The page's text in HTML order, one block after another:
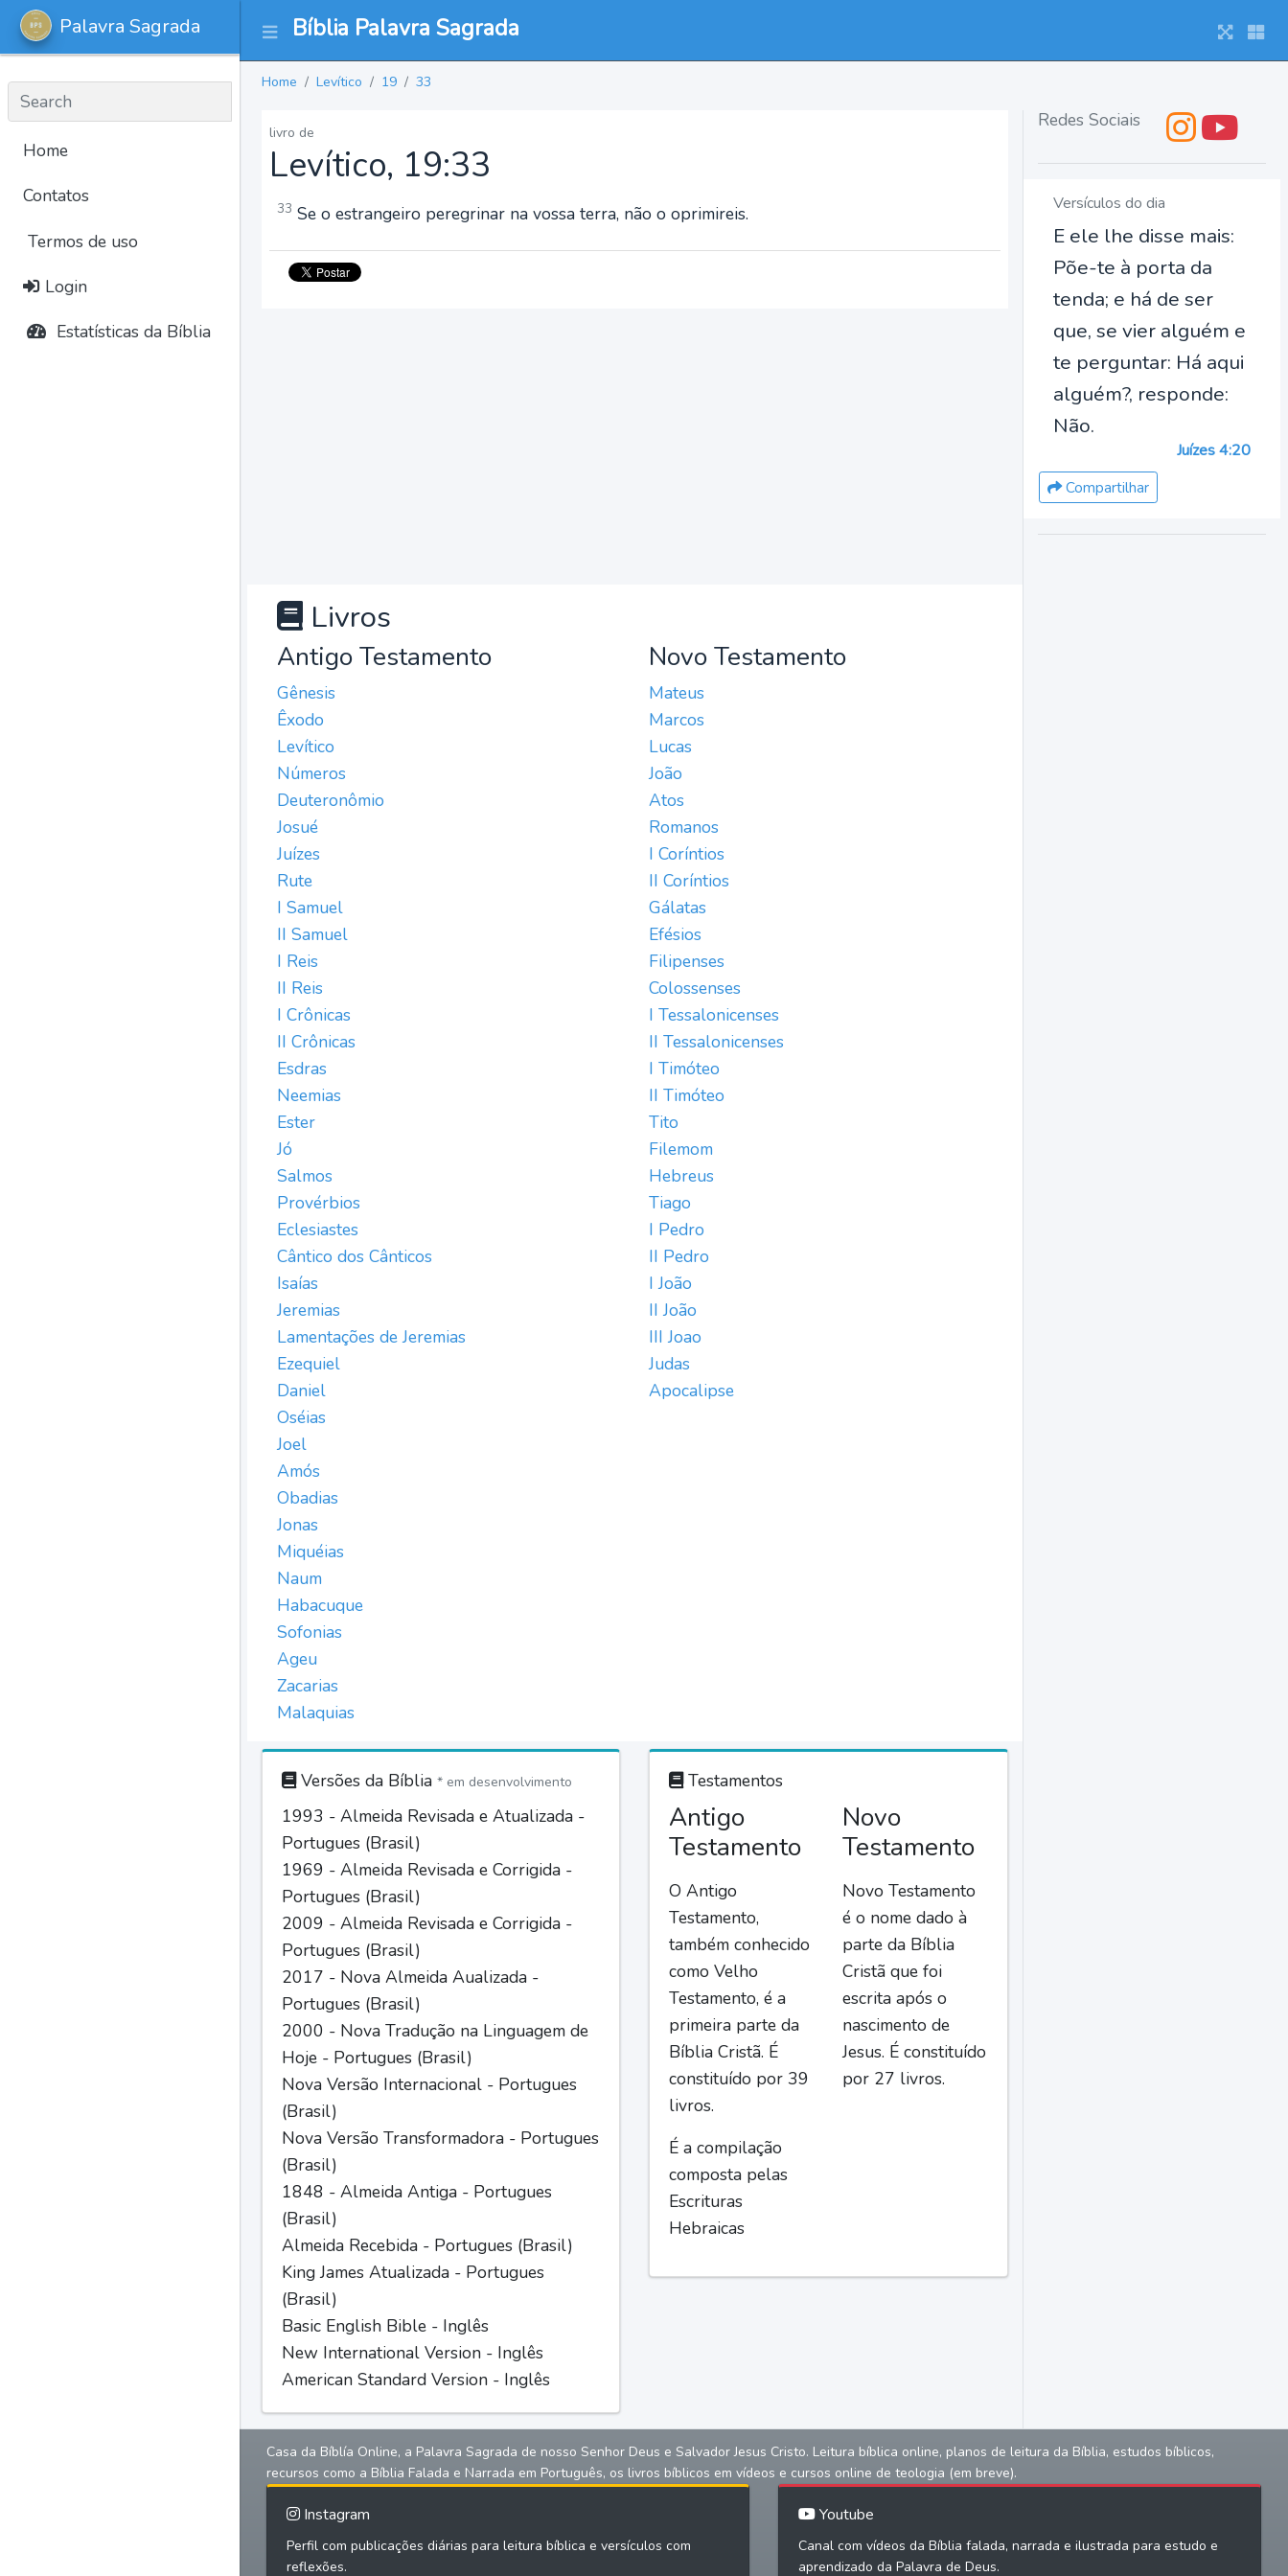
Bíblia Palavra Sagrada
Palavra Sagrada
Home
Contatos
Termos de uso
Login
Estatísticas da Bíblia
Home Levítico 19 33
livro de
Levítico, 19:33
33 Se o estrangeiro peregrinar na vossa terra, não o oprimireis.
Livros
Antigo Testamento
Gênesis
Êxodo
Levítico
Números
Deuteronômio
Josué
Juízes
Rute
I Samuel
II Samuel
I Reis
II Reis
I Crônicas
II Crônicas
Esdras
Neemias
Ester
Jó
Salmos
Provérbios
Eclesiastes
Cântico dos Cânticos
Isaías
Jeremias
Lamentações de Jeremias
Ezequiel
Daniel
Oséias
Joel
Amós
Obadias
Jonas
Miquéias
Naum
Habacuque
Sofonias
Ageu
Zacarias
Malaquias
Novo Testamento
Mateus
Marcos
Lucas
João
Atos
Romanos
I Coríntios
II Coríntios
Gálatas
Efésios
Filipenses
Colossenses
I Tessalonicenses
II Tessalonicenses
I Timóteo
II Timóteo
Tito
Filemom
Hebreus
Tiago
I Pedro
II Pedro
I João
II João
III Joao
Judas
Apocalipse
Versões da Bíblia * em desenvolvimento
1993 - Almeida Revisada e Atualizada -
Portugues (Brasil)
1969 - Almeida Revisada e Corrigida -
Portugues (Brasil)
2009 - Almeida Revisada e Corrigida -
Portugues (Brasil)
2017 - Nova Almeida Aualizada -
Portugues (Brasil)
2000 - Nova Tradução na Linguagem de
Hoje - Portugues (Brasil)
Nova Versão Internacional - Portugues
(Brasil)
Nova Versão Transformadora - Portugues
(Brasil)
1848 - Almeida Antiga - Portugues
(Brasil)
Almeida Recebida - Portugues (Brasil)
King James Atualizada - Portugues
(Brasil)
Basic English Bible - Inglês
New International Version - Inglês
American Standard Version - Inglês
Testamentos
Antigo
Testamento
O Antigo
Testamento,
também conhecido
como Velho
Testamento, é a
primeira parte da
Bíblia Cristã. É
constituído por 39
livros.
É a compilação
composta pelas
Escrituras
Hebraicas
Novo
Testamento
Novo Testamento
é o nome dado à
parte da Bíblia
Cristã que foi
escrita após o
nascimento de
Jesus. É constituído
por 27 livros.
Redes Sociais
Versículos do dia
E ele lhe disse mais:
Põe-te à porta da
tenda; e há de ser
que, se vier alguém e
te perguntar: Há aqui
alguém?, responde:
Não.
Juízes 4:20
Compartilhar
Casa da Bíblía Online, a Palavra Sagrada de nosso Senhor Deus e Salvador Jesus Cristo. Leitura bíblica online, planos de leitura da Bíblia, estudos bíblicos,
recursos como a Bíblia Falada e Narrada em Português, os livros bíblicos em vídeos e cursos online de teologia (em breve).
Instagram
Perfil com publicações diárias para leitura bíblica e versículos com
reflexões.
Youtube
Canal com vídeos da Bíblia falada, narrada e ilustrada para estudo e
aprendizado da Palavra de Deus.